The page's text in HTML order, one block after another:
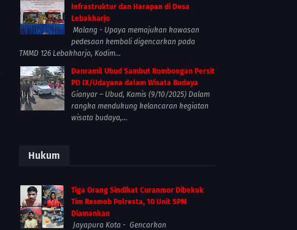
Infrastruktur dan Harapan di Desa
Lebakharjo
Malang - Upaya memajukan kawasan
pedesaan kembali digencarkan pada
TMMD 126 Lebakharjo, Kodim...
Danramil Ubud Sambut Rombongan Persit
PD IX/Udayana dalam Wisata Budaya
Gianyar – Ubud, Kamis (9/10/2025) Dalam
rangka mendukung kelancaran kegiatan
wisata budaya,...
Hukum
Tiga Orang Sindikat Curanmor Dibekuk
Tim Resmob Polresta, 10 Unit SPM
Diamankan
Jayapura Kota - Gencarkan